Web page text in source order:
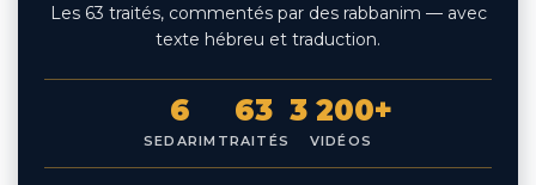
Les 63 traités, commentés par des rabbanim — avec
texte hébreu et traduction.
6
SEDARIM
63
TRAITÉS
3 200+
VIDÉOS